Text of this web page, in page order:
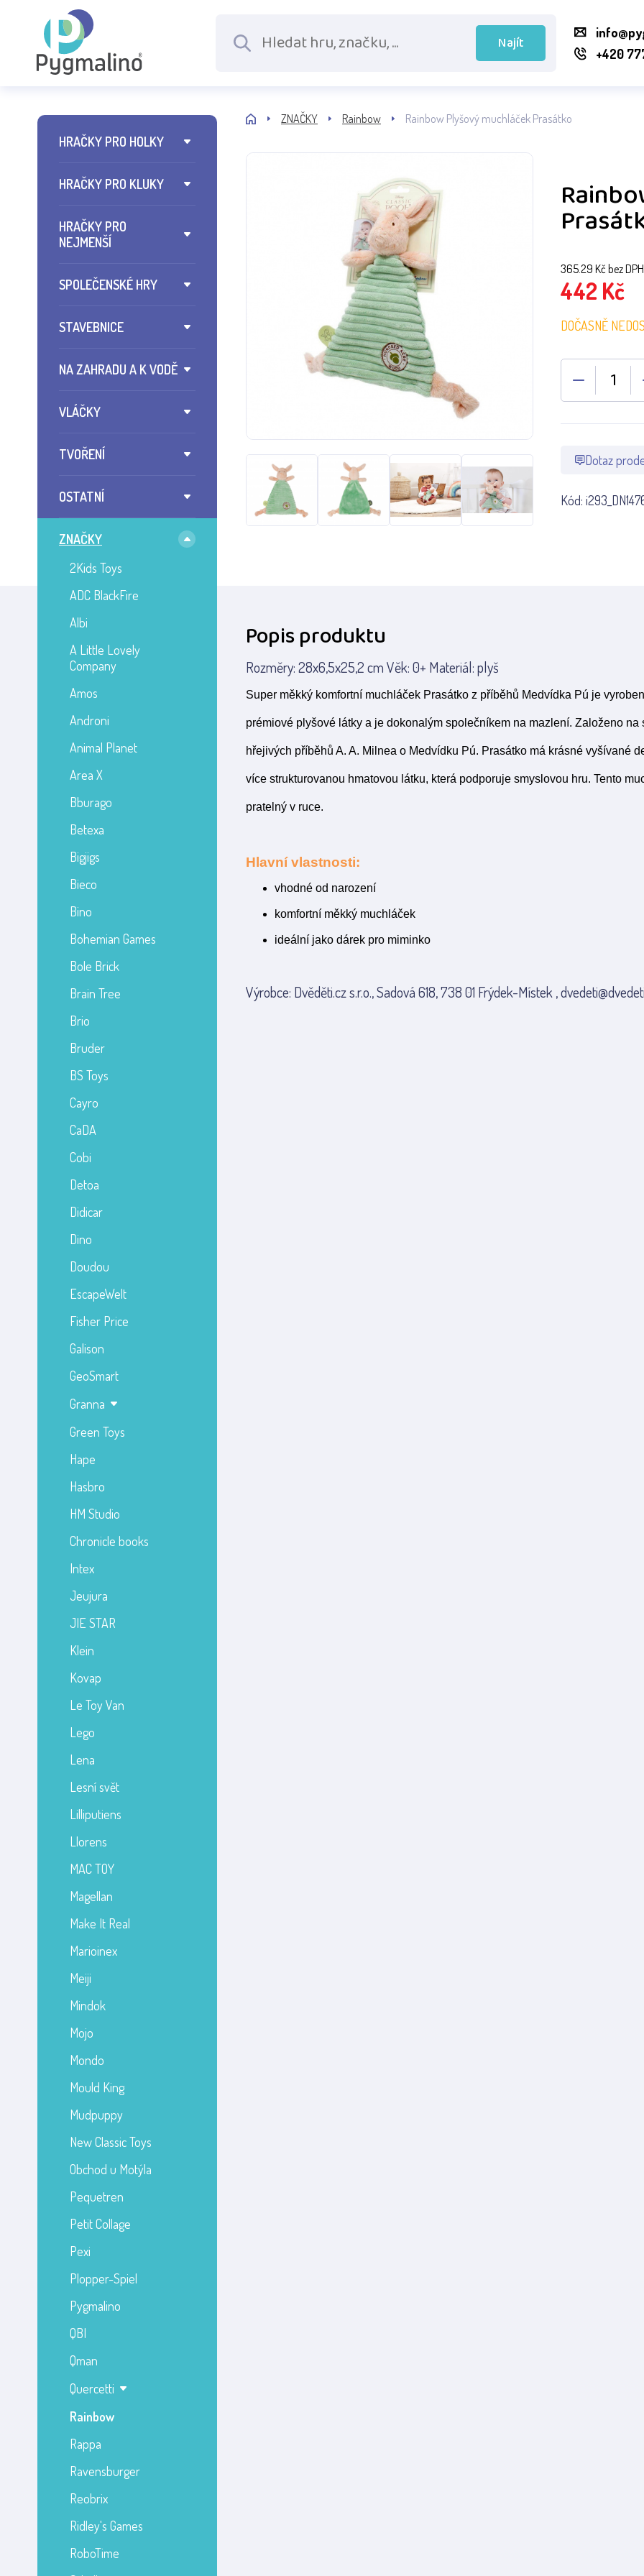
Najít
+420
HRAČKY PRO HOLKY
HRAČKY PRO KLUKY
HRAČKY PRO
NEJMENŠÍ
SPOLEČENSKÉ HRY
STAVEBNICE
NA ZAHRADU A K VODĚ
VLÁČKY
TVOŘENÍ
OSTATNÍ
ZNAČKY
2Kids Toys
ADC BlackFire
Albi
A Little Lovely
Company
Amos
Androni
Animal Planet
Area X
Bburago
Betexa
Bigjigs
Bieco
Bino
Bohemian Games
Bole Brick
Brain Tree
Brio
Bruder
BS Toys
Cayro
CaDA
Cobi
Detoa
Didicar
Dino
Doudou
EscapeWelt
Fisher Price
Galison
GeoSmart
Granna
Green Toys
Hape
Hasbro
HM Studio
Chronicle books
Intex
Jeujura
JIE STAR
Klein
Kovap
Le Toy Van
Lego
Lena
Lesní svět
Lilliputiens
Llorens
MAC TOY
Magellan
Make It Real
Marioinex
Meiji
Mindok
Mojo
Mondo
Mould King
Mudpuppy
New Classic Toys
Obchod u Motýla
Pequetren
Petit Collage
Pexi
Plopper-Spiel
Pygmalino
QBI
Qman
Quercetti
Rainbow
Rappa
Ravensburger
Reobrix
Ridley's Games
RoboTime
ZNAČKY Rainbow Rainbow Plyšový muchláček Prasátko
365.29 Kč bez DPH
442Kč
DOČASNĚ
Dotaz
Kód:
Popis produktu
Rozměry: 28x6,5x25,2 cm Věk: 0+ Materiál: plyš
Super měkký komfortní muchláček Prasátko z příběhů Medvídka Pú je
prémiové plyšové látky a je dokonalým společníkem na mazlení. Založeno na
hřejivých příběhů A. A. Milnea o Medvídku Pú. Prasátko má krásné vyšívané
více strukturovanou hmatovou látku, která podporuje smyslovou hru. Tento
pratelný v ruce.
Hlavní vlastnosti:
vhodné od narození
komfortní měkký muchláček
ideální jako dárek pro miminko
Výrobce: Dvěděti.cz s.r.o., Sadová 618, 738 01 Frýdek-Místek ,